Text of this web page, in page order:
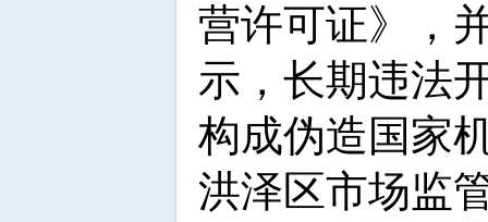
营许可证》，
示，长期违法
构成伪造国家
洪泽区市场监